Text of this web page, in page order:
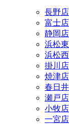
長野
富士
静岡
浜松
浜松
掛川
焼津
春日
瀬戸
小牧
一宮